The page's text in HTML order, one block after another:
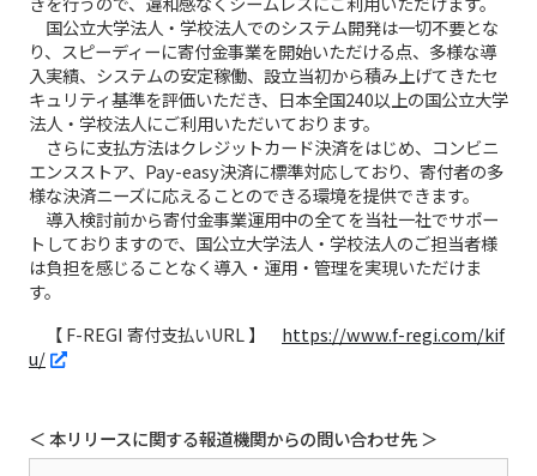
国公立大学法人・学校法人でのシステム開発は一切不要とな
り、スピーディーに寄付金事業を開始いただける点、多様な導
入実績、システムの安定稼働、設立当初から積み上げてきたセ
キュリティ基準を評価いただき、日本全国240以上の国公立大学
法人・学校法人にご利用いただいております。
さらに支払方法はクレジットカード決済をはじめ、コンビニ
エンスストア、Pay-easy決済に標準対応しており、寄付者の多
様な決済ニーズに応えることのできる環境を提供できます。
導入検討前から寄付金事業運用中の全てを当社一社でサポー
トしておりますので、国公立大学法人・学校法人のご担当者様
は負担を感じることなく導入・運用・管理を実現いただけま
す。
【 F-REGI 寄付支払いURL 】 https://www.f-regi.com/kif
u/
＜ 本リリースに関する報道機関からの問い合わせ先 ＞